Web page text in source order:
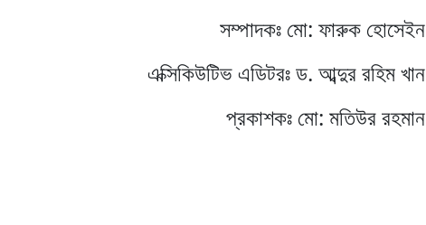
সম্পাদকঃ মো: ফারুক হোসেইন
এক্সিকিউটিভ এডিটরঃ ড. আব্দুর রহিম খান
প্রকাশকঃ মো: মতিউর রহমান